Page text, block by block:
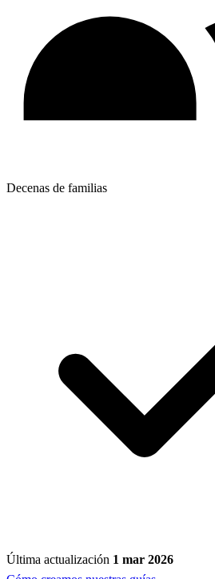
Decenas de familias
Última actualización 1 mar 2026